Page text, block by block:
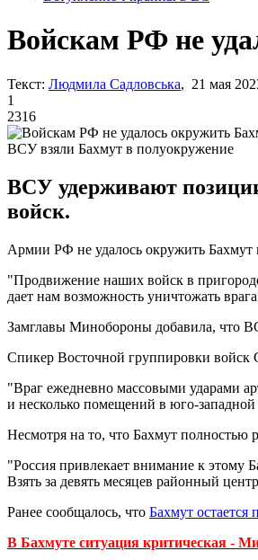
Войскам РФ не
Текст: Людмила Садловська, 21 мая
1
2316
ВСУ взяли Бахмут в полуокружение
ВСУ удерживают
войск.
Армии РФ не удалось окружить Бахмут
"Продвижение наших войск в
дает нам возможность уничтожать
Замглавы Минобороны добавила, что
Спикер Восточной группировки войск
"Враг ежедневно массовыми ударами
и несколько помещений в юго-
Несмотря на то, что Бахмут полностью
"Россия привлекает внимание к этому
Взять за девять месяцев районный
Ранее сообщалось, что Бахмут остается
В Бахмуте ситуация критическая -